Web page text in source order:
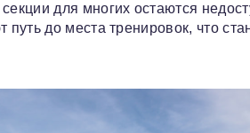
для многих остаются
до места тренировок, что